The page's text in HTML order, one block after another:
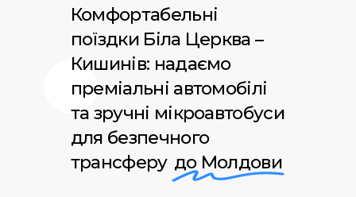
Комфортабельні
поїздки Біла Церква –
Кишинів: надаємо
преміальні автомобілі
та зручні мікроавтобуси
для безпечного
трансферу до Молдови